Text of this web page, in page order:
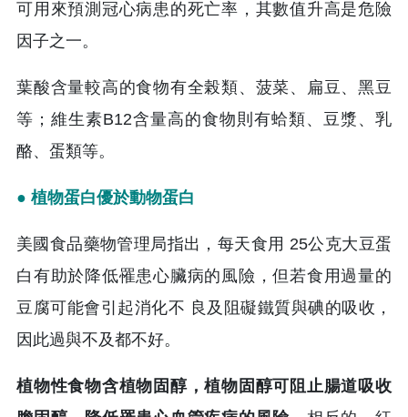
可用來預測冠心病患的死亡率，其數值升高是危險
因子之一。
葉酸含量較高的食物有全榖類、菠菜、扁豆、黑豆
等；維生素B12含量高的食物則有蛤類、豆漿、乳
酪、蛋類等。
● 植物蛋白優於動物蛋白
美國食品藥物管理局指出，每天食用 25公克大豆蛋
白有助於降低罹患心臟病的風險，但若食用過量的
豆腐可能會引起消化不 良及阻礙鐵質與碘的吸收，
因此過與不及都不好。
植物性食物含植物固醇，植物固醇可阻止腸道吸收